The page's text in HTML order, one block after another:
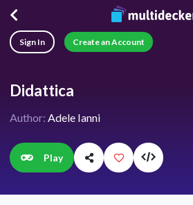
Sign In Create an Account
Didattica
Author: Adele Ianni
Play